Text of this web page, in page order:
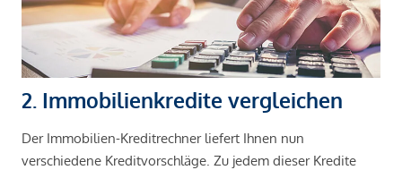
2. Immobilienkredite vergleichen
Der Immobilien-Kreditrechner liefert Ihnen nun
verschiedene Kreditvorschläge. Zu jedem dieser Kredite